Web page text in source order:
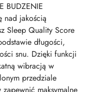
BUDZENIE
nad jakością
Sleep Quality Score
długości,
snu. Dzięki funkcji
wibracją w
przedziale